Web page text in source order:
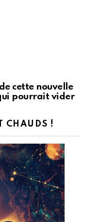
cette nouvelle
pourrait vider
CHAUDS !